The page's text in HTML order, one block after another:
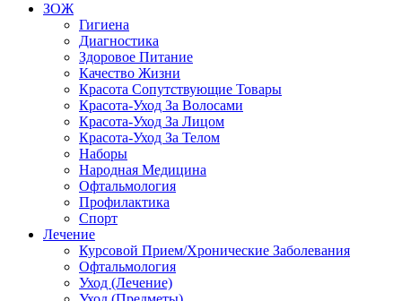
ЗОЖ
Гигиена
Диагностика
Здоровое Питание
Качество Жизни
Красота Сопутствующие Товары
Красота-Уход За Волосами
Красота-Уход За Лицом
Красота-Уход За Телом
Наборы
Народная Медицина
Офтальмология
Профилактика
Спорт
Лечение
Курсовой Прием/Хронические Заболевания
Офтальмология
Уход (Лечение)